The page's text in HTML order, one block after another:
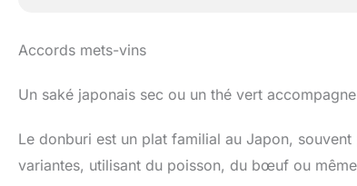
Accords mets-vins
Un saké japonais sec ou un thé vert
Le donburi est un plat familial au Japon,
variantes, utilisant du poisson, du bœuf ou